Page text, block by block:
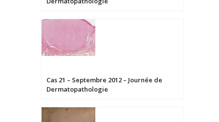
Cas 21 – Septembre 2012 – Journée de
Dermatopathologie